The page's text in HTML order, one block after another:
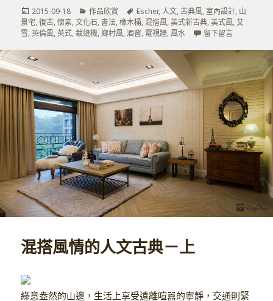
發
佈
於
2015-09-18
分
類
作品欣賞
標
籤
Escher,人文,古典風,室內設計, 山
景宅,復古,懷素,文化石,書法,橡木桶,混搭風,美式新古典,美式風,艾
雪,英倫風,英式,裁縫機,鄉村風,酒窖, 電視牆, 風水 留下留言在 混搭風
混搭風情的人文古典－上
綠意盎然的山邊，生活上享受遠離喧囂的寧靜，交通則緊